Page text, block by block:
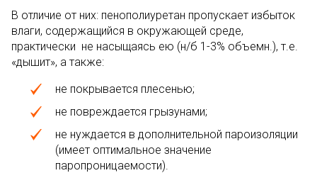
В отличие от них: пенополиуретан пропускает избыток
влаги, содержащийся в окружающей среде,
практически не насыщаясь ею (н/б 1-3% объемн.), т.е.
«дышит», а также:
не покрывается плесенью;
не повреждается грызунами;
не нуждается в дополнительной пароизоляции
(имеет оптимальное значение
паропроницаемости).